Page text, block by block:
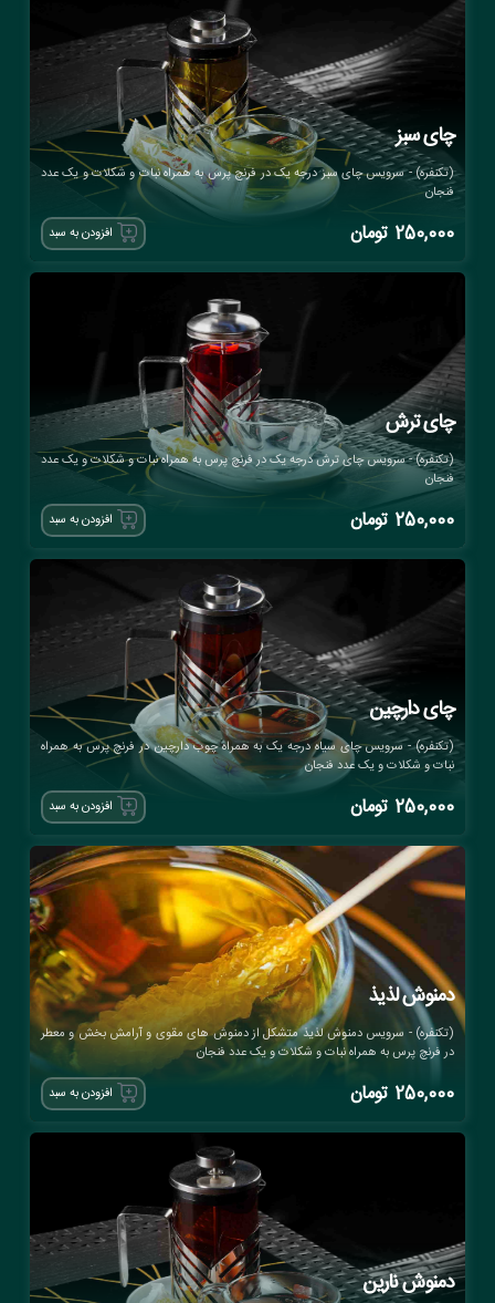
چای سبز
(تکنفره) - سرویس چای سبز درجه یک در فرنچ پرس به همراه نبات و شکلات و یک عدد
فنجان
250,000 تومان افزودن به سبد
چای ترش
(تکنفره) - سرویس چای ترش درجه یک در فرنچ پرس به همراه نبات و شکلات و یک عدد
فنجان
250,000 تومان افزودن به سبد
چای دارچین
(تکنفره) - سرویس چای سیاه درجه یک به همراه چوب دارچین در فرنچ پرس به همراه
نبات و شکلات و یک عدد فنجان
250,000 تومان افزودن به سبد
دمنوش لذیذ
(تکنفره) - سرویس دمنوش لذیذ متشکل از دمنوش های مقوی و آرامش بخش و معطر
در فرنچ پرس به همراه نبات و شکلات و یک عدد فنجان
250,000 تومان افزودن به سبد
دمنوش نارین